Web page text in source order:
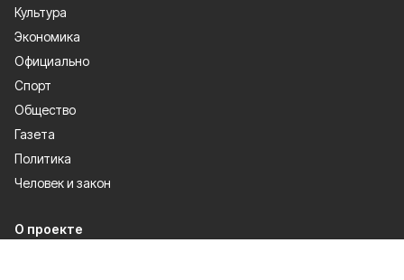
Культура
Экономика
Официально
Спорт
Общество
Газета
Политика
Человек и закон
О проекте